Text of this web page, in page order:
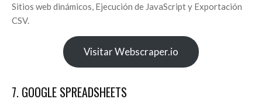
Sitios web dinámicos, Ejecución de JavaScript y Exportación
CSV.
Visitar Webscraper.io
7. GOOGLE SPREADSHEETS